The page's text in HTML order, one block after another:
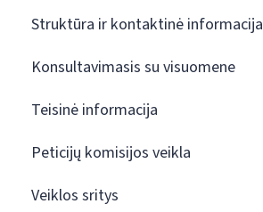
Struktūra ir kontaktinė informacija
Konsultavimasis su visuomene
Teisinė informacija
Peticijų komisijos veikla
Veiklos sritys